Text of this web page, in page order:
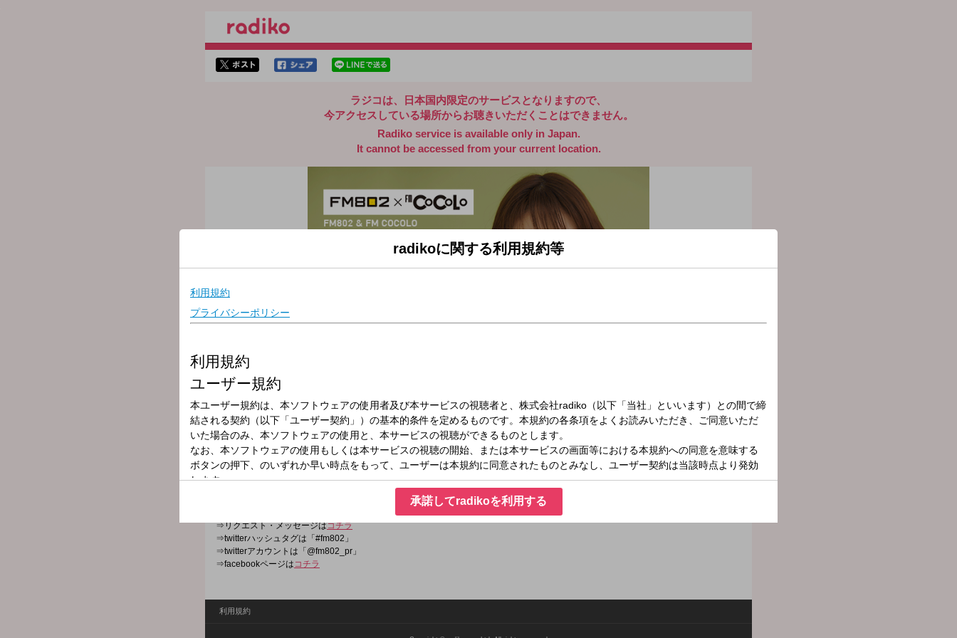
ラジコは、日本国内限定のサービスとなりますので、
今アクセスしている場所からお聴きいただくことはできません。
Radiko service is available only in Japan.
It cannot be accessed from your current location.
放送局
放送時間
2025年7月6日（日）06:00～07:00
番組名
WEEKEND PLUS(6時台)
アナタの週末を“プラス”するグッドミュージックをDJ田中 麻希がお届けする2時間の生放送！
⇒リクエスト・メッセージはコチラ
⇒twitterハッシュタグは「#fm802」
⇒twitterアカウントは「@fm802_pr」
⇒facebookページは コチラ
利用規約
radikoに関する利用規約等
承諾してradikoを利用する